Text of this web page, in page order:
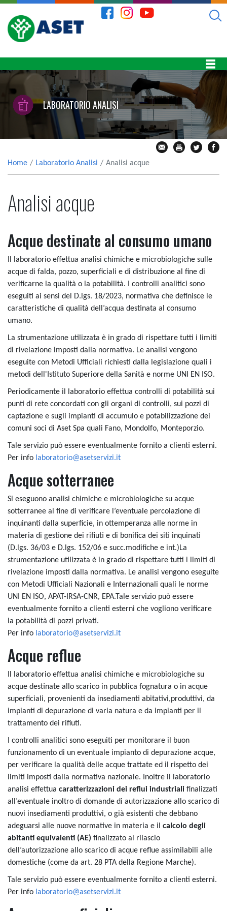
LABORATORIO ANALISI
Home Laboratorio Analisi Analisi acque
Analisi acque
Acque destinate al consumo umano
Il laboratorio effettua analisi chimiche e microbiologiche sulle
acque di falda, pozzo, superficiali e di distribuzione al fine di
verificarne la qualità o la potabilità. I controlli analitici sono
eseguiti ai sensi del D.lgs. 18/2023, normativa che definisce le
caratteristiche di qualità dell’acqua destinata al consumo
umano.
La strumentazione utilizzata è in grado di rispettare tutti i limiti
di rivelazione imposti dalla normativa. Le analisi vengono
eseguite con Metodi Ufficiali richiesti dalla legislazione quali i
metodi dell'Istituto Superiore della Sanità e norme UNI EN ISO.
Periodicamente il laboratorio effettua controlli di potabilità sui
punti di rete concordati con gli organi di controlli, sui pozzi di
captazione e sugli impianti di accumulo e potabilizzazione dei
comuni soci di Aset Spa quali Fano, Mondolfo, Monteporzio.
Tale servizio può essere eventualmente fornito a clienti esterni.
Per info laboratorio@asetservizi.it
Acque sotterranee
Si eseguono analisi chimiche e microbiologiche su acque
sotterranee al fine di verificare l’eventuale percolazione di
inquinanti dalla superficie, in ottemperanza alle norme in
materia di gestione dei rifiuti e di bonifica dei siti inquinati
(D.lgs. 36/03 e D.lgs. 152/06 e succ.modifiche e int.)La
strumentazione utilizzata è in grado di rispettare tutti i limiti di
rivelazione imposti dalla normativa. Le analisi vengono eseguite
con Metodi Ufficiali Nazionali e Internazionali quali le norme
UNI EN ISO, APAT-IRSA-CNR, EPA.Tale servizio può essere
eventualmente fornito a clienti esterni che vogliono verificare
la potabilità di pozzi privati.
Per info laboratorio@asetservizi.it
Acque reflue
Il laboratorio effettua analisi chimiche e microbiologiche su
acque destinate allo scarico in pubblica fognatura o in acque
superficiali, provenienti da insediamenti abitativi,produttivi, da
impianti di depurazione di varia natura e da impianti per il
trattamento dei rifiuti.
I controlli analitici sono eseguiti per monitorare il buon
funzionamento di un eventuale impianto di depurazione acque,
per verificare la qualità delle acque trattate ed il rispetto dei
limiti imposti dalla normativa nazionale. Inoltre il laboratorio
analisi effettua caratterizzazioni dei reflui industriali finalizzati
all’eventuale inoltro di domande di autorizzazione allo scarico di
nuovi insediamenti produttivi, o già esistenti che debbano
adeguarsi alle nuove normative in materia e il calcolo degli
abitanti equivalenti (AE) finalizzato al rilascio
dell’autorizzazione allo scarico di acque reflue assimilabili alle
domestiche (come da art. 28 PTA della Regione Marche).
Tale servizio può essere eventualmente fornito a clienti esterni.
Per info laboratorio@asetservizi.it